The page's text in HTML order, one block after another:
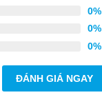
0%
0%
0%
ĐÁNH GIÁ NGAY